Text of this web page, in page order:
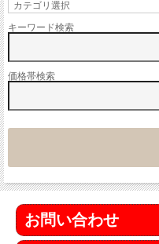
キーワード検索
価格帯検索
お問い合わせ